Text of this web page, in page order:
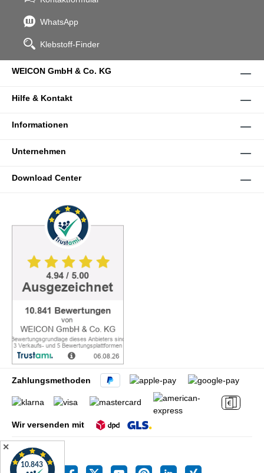
WhatsApp
Klebstoff-Finder
WEICON GmbH & Co. KG
Hilfe & Kontakt
Informationen
Unternehmen
Download Center
Zahlungsmethoden
Wir versenden mit
✕